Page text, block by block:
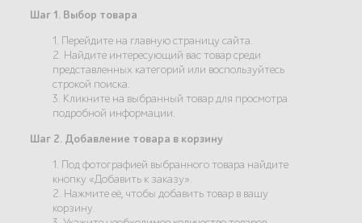
Шаг 1. Выбор товара
1. Перейдите на главную страницу сайта.
2. Найдите интересующий вас товар среди
представленных категорий или воспользуйтесь
строкой поиска.
3. Кликните на выбранный товар для просмотра
подробной информации.
Шаг 2. Добавление товара в корзину
1. Под фотографией выбранного товара найдите
кнопку «Добавить к заказу».
2. Нажмите её, чтобы добавить товар в вашу
корзину.